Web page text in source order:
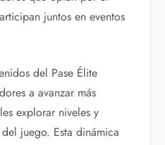
juntos en eventos
del Pase Élite
a avanzar más
explorar niveles y
juego. Esta dinámica